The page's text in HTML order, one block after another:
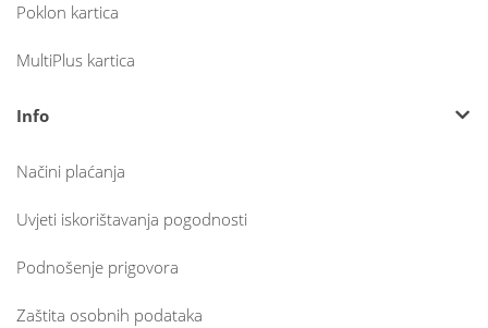
Poklon kartica
MultiPlus kartica
Info
Načini plaćanja
Uvjeti iskorištavanja pogodnosti
Podnošenje prigovora
Zaštita osobnih podataka